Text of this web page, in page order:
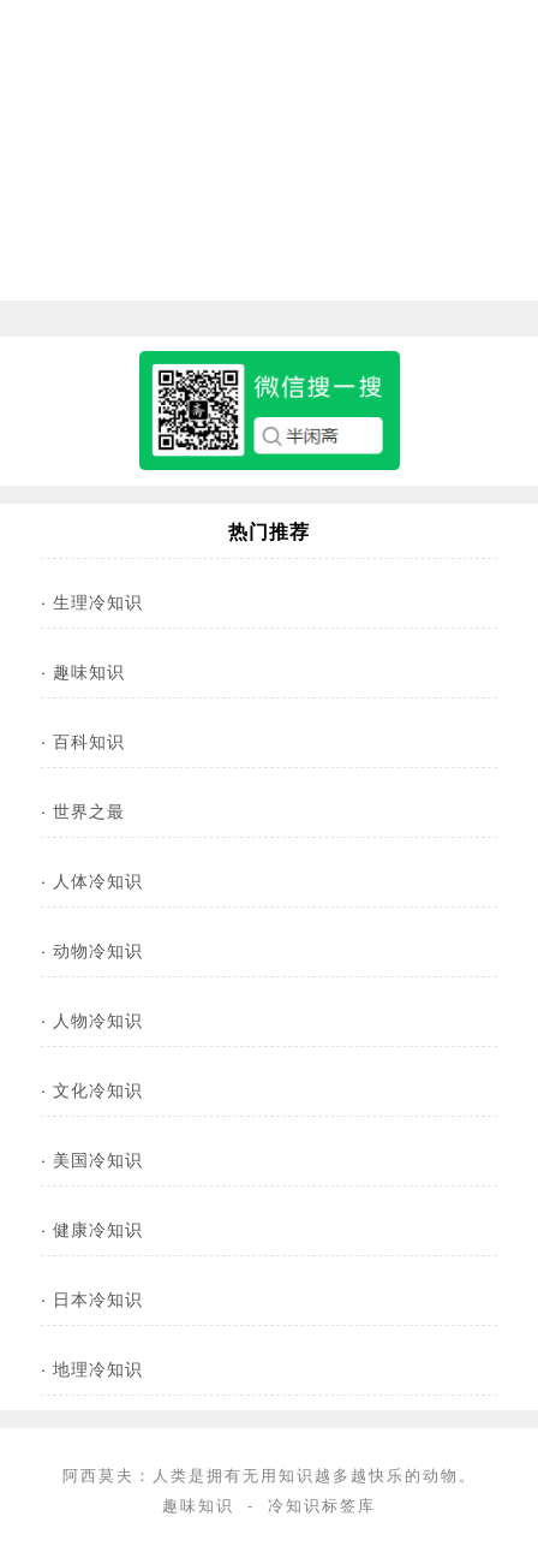
热门推荐
· 生理冷知识
· 趣味知识
· 百科知识
· 世界之最
· 人体冷知识
· 动物冷知识
· 人物冷知识
· 文化冷知识
· 美国冷知识
· 健康冷知识
· 日本冷知识
· 地理冷知识
阿西莫夫：人类是拥有无用知识越多越快乐的动物。
趣味知识
- 冷知识标签库